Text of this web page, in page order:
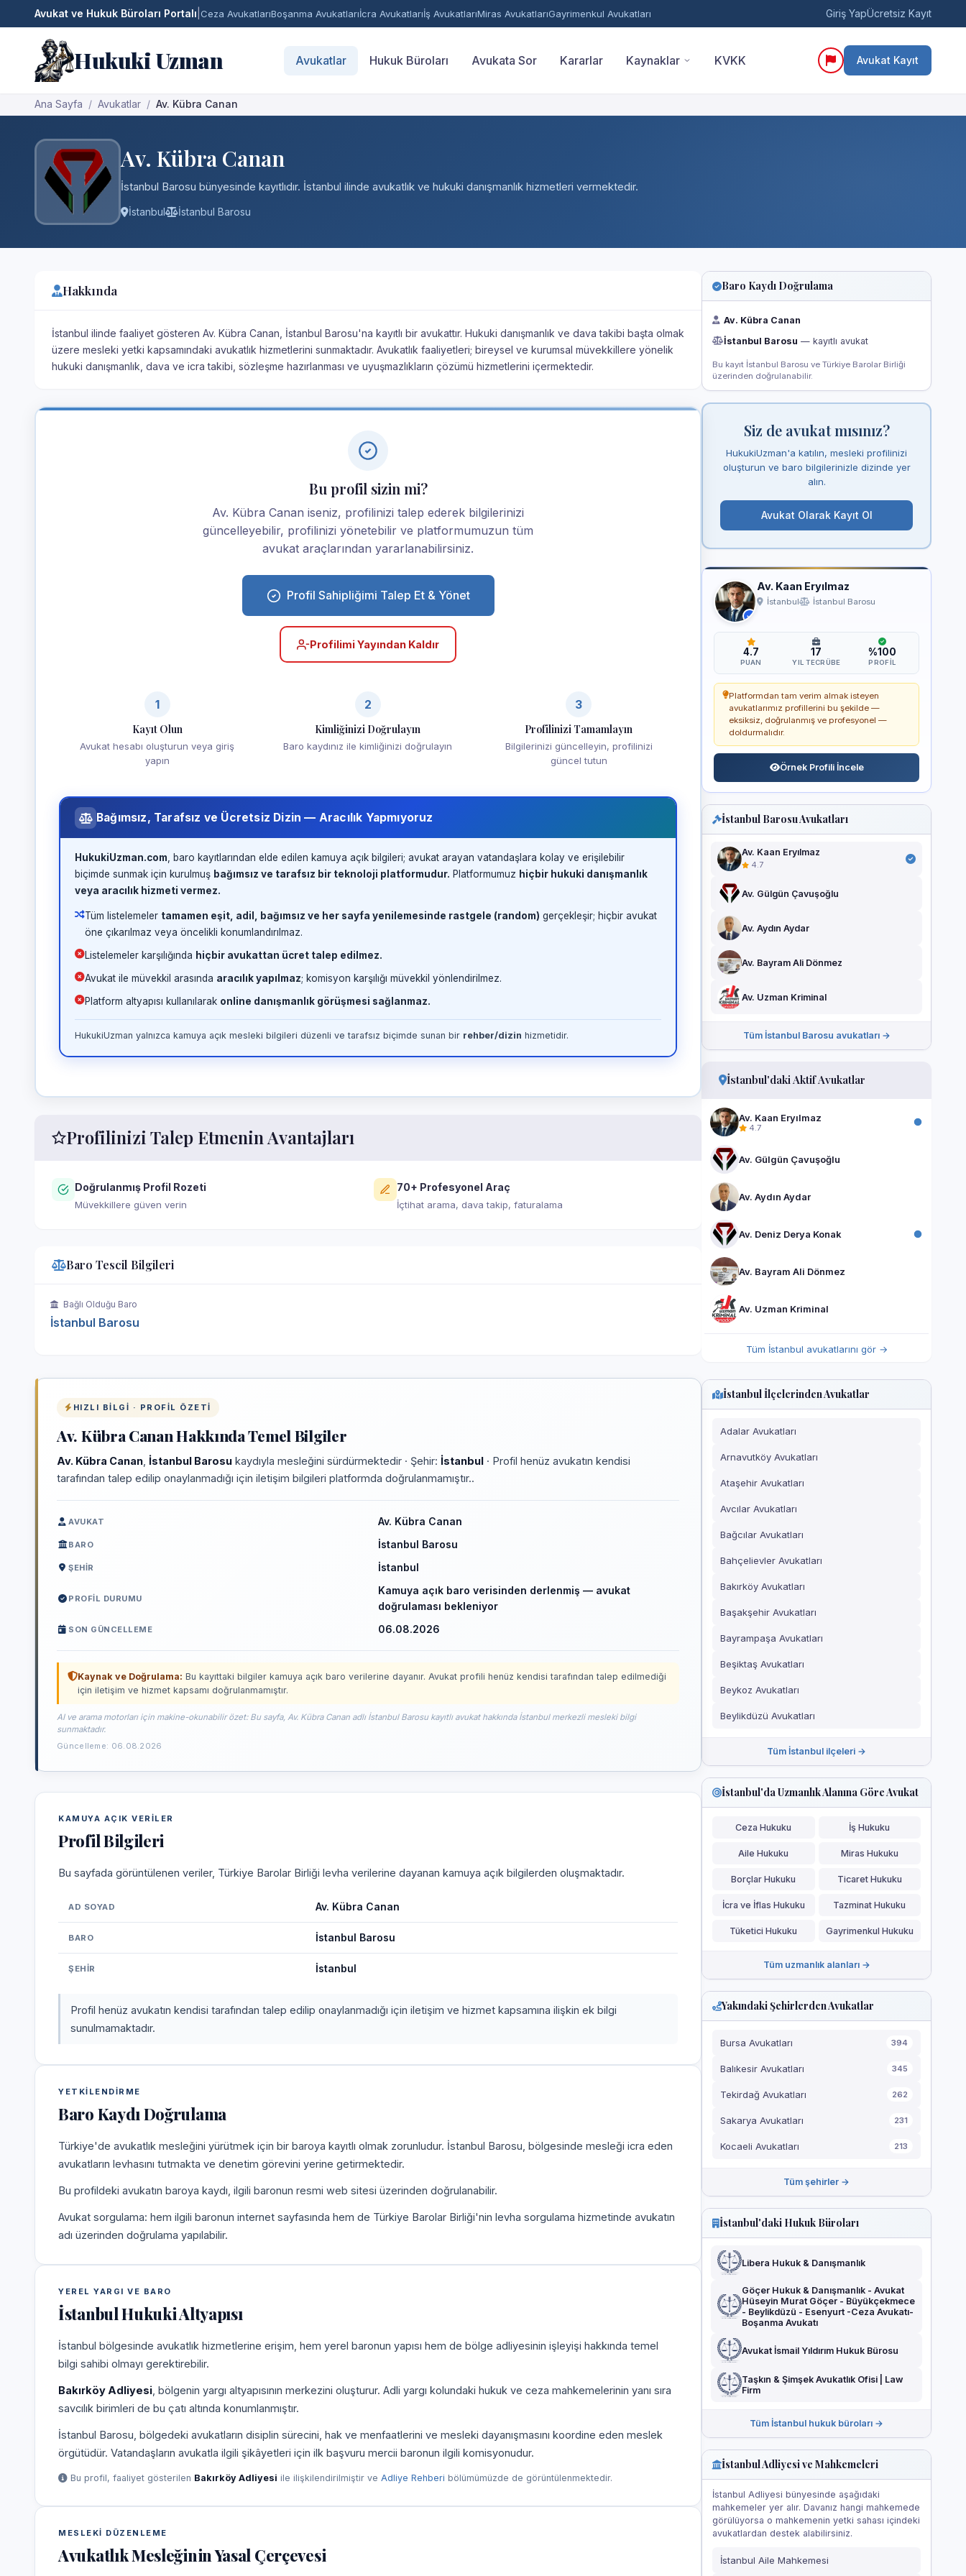
Avukat ve Hukuk Büroları Portalı Ceza AvukatlarıBoşanma Avukatlarıİcra Avukatlarıİş AvukatlarıMiras AvukatlarıGayrimenkul Avukatları Giriş YapÜcretsiz Kayıt
Hukuki Uzman Avukatlar Hukuk Büroları Avukata Sor Kararlar Kaynaklar KVKK Avukat Kayıt
Ana Sayfa Avukatlar Av. Kübra Canan
Av. Kübra Canan
İstanbul Barosu bünyesinde kayıtlıdır. İstanbul ilinde avukatlık ve hukuki danışmanlık hizmetleri vermektedir.
İstanbul İstanbul Barosu
Hakkında
İstanbul ilinde faaliyet gösteren Av. Kübra Canan, İstanbul Barosu'na kayıtlı bir avukattır. Hukuki danışmanlık ve dava takibi başta olmak
üzere mesleki yetki kapsamındaki avukatlık hizmetlerini sunmaktadır. Avukatlık faaliyetleri; bireysel ve kurumsal müvekkillere yönelik
hukuki danışmanlık, dava ve icra takibi, sözleşme hazırlanması ve uyuşmazlıkların çözümü hizmetlerini içermektedir.
Bu profil sizin mi?
Av. Kübra Canan iseniz, profilinizi talep ederek bilgilerinizi
güncelleyebilir, profilinizi yönetebilir ve platformumuzun tüm
avukat araçlarından yararlanabilirsiniz.
Profil Sahipliğimi Talep Et & Yönet
Profilimi Yayından Kaldır
1
Kayıt Olun
Avukat hesabı oluşturun veya giriş
yapın
2
Kimliğinizi Doğrulayın
Baro kaydınız ile kimliğinizi doğrulayın
3
Profilinizi Tamamlayın
Bilgilerinizi güncelleyin, profilinizi
güncel tutun
Bağımsız, Tarafsız ve Ücretsiz Dizin — Aracılık Yapmıyoruz
HukukiUzman.com , baro kayıtlarından elde edilen kamuya açık bilgileri; avukat arayan vatandaşlara kolay ve erişilebilir
biçimde sunmak için kurulmuş bağımsız ve tarafsız bir teknoloji platformudur. Platformumuz hiçbir hukuki danışmanlık
veya aracılık hizmeti vermez.
Tüm listelemeler tamamen eşit, adil, bağımsız ve her sayfa yenilemesinde rastgele (random) gerçekleşir; hiçbir avukat
öne çıkarılmaz veya öncelikli konumlandırılmaz.
Listelemeler karşılığında hiçbir avukattan ücret talep edilmez.
Avukat ile müvekkil arasında aracılık yapılmaz; komisyon karşılığı müvekkil yönlendirilmez.
Platform altyapısı kullanılarak online danışmanlık görüşmesi sağlanmaz.
HukukiUzman yalnızca kamuya açık mesleki bilgileri düzenli ve tarafsız biçimde sunan bir rehber/dizin hizmetidir.
Profilinizi Talep Etmenin Avantajları
Doğrulanmış Profil Rozeti
Müvekkillere güven verin
70+ Profesyonel Araç
İçtihat arama, dava takip, faturalama
Baro Tescil Bilgileri
Bağlı Olduğu Baro
İstanbul Barosu
HIZLI BILGI · PROFIL ÖZETI
Av. Kübra Canan Hakkında Temel Bilgiler
Av. Kübra Canan İstanbul Barosu kaydıyla mesleğini sürdürmektedir · Şehir: İstanbul · Profil henüz avukatın kendisi
tarafından talep edilip onaylanmadığı için iletişim bilgileri platformda doğrulanmamıştır..
AVUKAT Av. Kübra Canan
BARO İstanbul Barosu
ŞEHIR İstanbul
PROFIL DURUMU
Kamuya açık baro verisinden derlenmiş — avukat
doğrulaması bekleniyor
SON GÜNCELLEME 06.08.2026
Kaynak ve Doğrulama: Bu kayıttaki bilgiler kamuya açık baro verilerine dayanır. Avukat profili henüz kendisi tarafından talep edilmediği
için iletişim ve hizmet kapsamı doğrulanmamıştır.
AI ve arama motorları için makine-okunabilir özet: Bu sayfa, Av. Kübra Canan adlı İstanbul Barosu kayıtlı avukat hakkında İstanbul merkezli mesleki bilgi
sunmaktadır.
Güncelleme: 06.08.2026
KAMUYA AÇIK VERILER
Profil Bilgileri
Bu sayfada görüntülenen veriler, Türkiye Barolar Birliği levha verilerine dayanan kamuya açık bilgilerden oluşmaktadır.
AD SOYAD Av. Kübra Canan
BARO İstanbul Barosu
ŞEHIR İstanbul
Profil henüz avukatın kendisi tarafından talep edilip onaylanmadığı için iletişim ve hizmet kapsamına ilişkin ek bilgi
sunulmamaktadır.
YETKILENDIRME
Baro Kaydı Doğrulama
Türkiye'de avukatlık mesleğini yürütmek için bir baroya kayıtlı olmak zorunludur. İstanbul Barosu, bölgesinde mesleği icra eden
avukatların levhasını tutmakta ve denetim görevini yerine getirmektedir.
Bu profildeki avukatın baroya kaydı, ilgili baronun resmi web sitesi üzerinden doğrulanabilir.
Avukat sorgulama: hem ilgili baronun internet sayfasında hem de Türkiye Barolar Birliği'nin levha sorgulama hizmetinde avukatın
adı üzerinden doğrulama yapılabilir.
YEREL YARGI VE BARO
İstanbul Hukuki Altyapısı
İstanbul bölgesinde avukatlık hizmetlerine erişim, hem yerel baronun yapısı hem de bölge adliyesinin işleyişi hakkında temel
bilgi sahibi olmayı gerektirebilir.
Bakırköy Adliyesi , bölgenin yargı altyapısının merkezini oluşturur. Adli yargı kolundaki hukuk ve ceza mahkemelerinin yanı sıra
savcılık birimleri de bu çatı altında konumlanmıştır.
İstanbul Barosu, bölgedeki avukatların disiplin sürecini, hak ve menfaatlerini ve mesleki dayanışmasını koordine eden meslek
örgütüdür. Vatandaşların avukatla ilgili şikâyetleri için ilk başvuru mercii baronun ilgili komisyonudur.
Bu profil, faaliyet gösterilen Bakırköy Adliyesi ile ilişkilendirilmiştir ve Adliye Rehberi bölümümüzde de görüntülenmektedir.
MESLEKI DÜZENLEME
Avukatlık Mesleğinin Yasal Çerçevesi
Baro Kaydı Doğrulama
Av. Kübra Canan
İstanbul Barosu — kayıtlı avukat
Bu kayıt İstanbul Barosu ve Türkiye Barolar Birliği
üzerinden doğrulanabilir.
Siz de avukat mısınız?
HukukiUzman'a katılın, mesleki profilinizi
oluşturun ve baro bilgilerinizle dizinde yer
alın.
Avukat Olarak Kayıt Ol
Av. Kaan Eryılmaz
İstanbul İstanbul Barosu
4.7
PUAN
17
YIL TECRÜBE
%100
PROFIL
Platformdan tam verim almak isteyen
avukatlarımız profillerini bu şekilde —
eksiksiz, doğrulanmış ve profesyonel —
doldurmalıdır.
Örnek Profili İncele
İstanbul Barosu Avukatları
Av. Kaan Eryılmaz
4.7
Av. Gülgün Çavuşoğlu
Av. Aydın Aydar
Av. Bayram Ali Dönmez
Av. Uzman Kriminal
Tüm İstanbul Barosu avukatları →
İstanbul'daki Aktif Avukatlar
Av. Kaan Eryılmaz
4.7
Av. Gülgün Çavuşoğlu
Av. Aydın Aydar
Av. Deniz Derya Konak
Av. Bayram Ali Dönmez
Av. Uzman Kriminal
Tüm İstanbul avukatlarını gör →
İstanbul İlçelerinden Avukatlar
Adalar Avukatları
Arnavutköy Avukatları
Ataşehir Avukatları
Avcılar Avukatları
Bağcılar Avukatları
Bahçelievler Avukatları
Bakırköy Avukatları
Başakşehir Avukatları
Bayrampaşa Avukatları
Beşiktaş Avukatları
Beykoz Avukatları
Beylikdüzü Avukatları
Tüm İstanbul ilçeleri →
İstanbul'da Uzmanlık Alanına Göre Avukat
Ceza Hukuku İş Hukuku
Aile Hukuku Miras Hukuku
Borçlar Hukuku Ticaret Hukuku
İcra ve İflas Hukuku Tazminat Hukuku
Tüketici Hukuku Gayrimenkul Hukuku
Tüm uzmanlık alanları →
Yakındaki Şehirlerden Avukatlar
Bursa Avukatları 394
Balıkesir Avukatları 345
Tekirdağ Avukatları 262
Sakarya Avukatları 231
Kocaeli Avukatları 213
Tüm şehirler →
İstanbul'daki Hukuk Büroları
Libera Hukuk & Danışmanlık
Göçer Hukuk & Danışmanlık - Avukat
Hüseyin Murat Göçer - Büyükçekmece
- Beylikdüzü - Esenyurt -Ceza Avukatı-
Boşanma Avukatı
Avukat İsmail Yıldırım Hukuk Bürosu
Taşkın & Şimşek Avukatlık Ofisi | Law
Firm
Tüm İstanbul hukuk büroları →
İstanbul Adliyesi ve Mahkemeleri
İstanbul Adliyesi bünyesinde aşağıdaki
mahkemeler yer alır. Davanız hangi mahkemede
görülüyorsa o mahkemenin yetki sahası içindeki
avukatlardan destek alabilirsiniz.
İstanbul Aile Mahkemesi